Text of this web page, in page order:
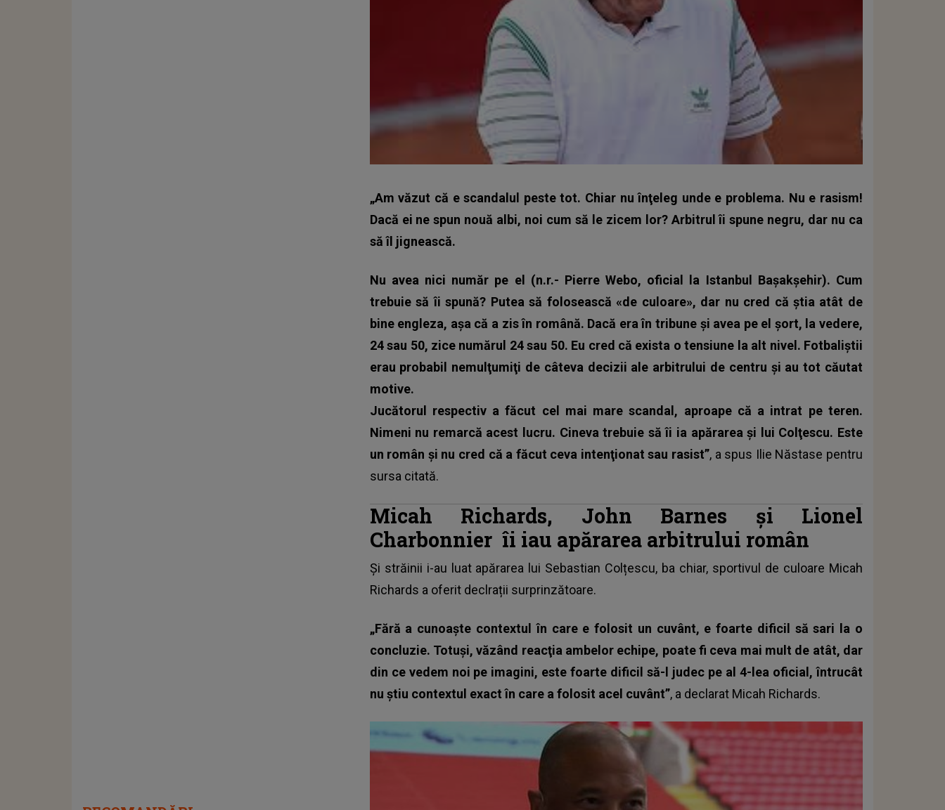
„Am văzut că e scandalul peste tot. Chiar nu înţeleg unde e problema. Nu e rasism!
Dacă ei ne spun nouă albi, noi cum să le zicem lor? Arbitrul îi spune negru, dar nu ca
să îl jignească.
Nu avea nici număr pe el (n.r.- Pierre Webo, oficial la Istanbul Başakşehir). Cum
trebuie să îi spună? Putea să folosească «de culoare», dar nu cred că ştia atât de
bine engleza, aşa că a zis în română. Dacă era în tribune şi avea pe el şort, la vedere,
24 sau 50, zice numărul 24 sau 50. Eu cred că exista o tensiune la alt nivel. Fotbaliştii
erau probabil nemulţumiţi de câteva decizii ale arbitrului de centru şi au tot căutat
motive.
Jucătorul respectiv a făcut cel mai mare scandal, aproape că a intrat pe teren.
Nimeni nu remarcă acest lucru. Cineva trebuie să îi ia apărarea şi lui Colţescu. Este
un român şi nu cred că a făcut ceva intenţionat sau rasist”, a spus Ilie Năstase pentru
sursa citată.
Micah Richards, John Barnes și Lionel
Charbonnier îi iau apărarea arbitrului român
Și străinii i-au luat apărarea lui Sebastian Colțescu, ba chiar, sportivul de culoare Micah
Richards a oferit declrații surprinzătoare.
„Fără a cunoaşte contextul în care e folosit un cuvânt, e foarte dificil să sari la o
concluzie. Totuşi, văzând reacţia ambelor echipe, poate fi ceva mai mult de atât, dar
din ce vedem noi pe imagini, este foarte dificil să-l judec pe al 4-lea oficial, întrucât
nu ştiu contextul exact în care a folosit acel cuvânt”, a declarat Micah Richards.